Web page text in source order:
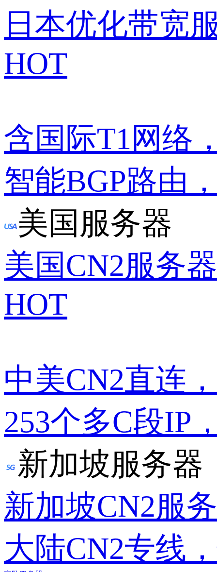
日本优化带宽
HOT
含国际T1网络
智能BGP路由
美国服务器
美国CN2服务器
HOT
中美CN2直连
253个多C段IP
新加坡服务器
新加坡CN2服
大陆CN2专线